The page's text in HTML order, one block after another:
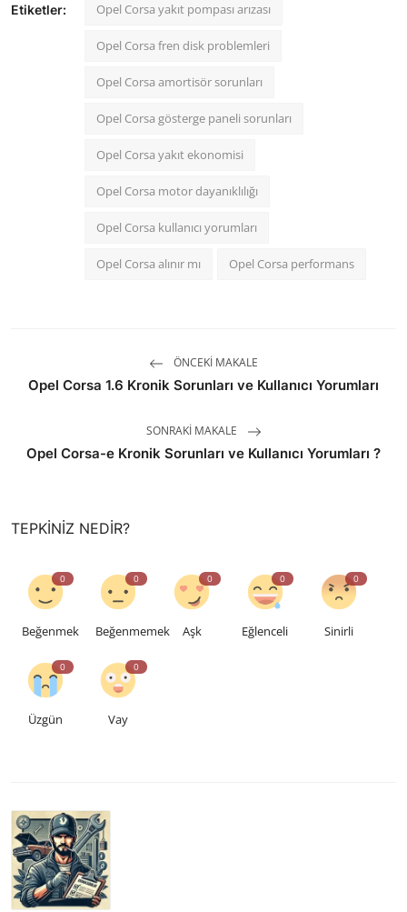
Etiketler: Opel Corsa yakıt pompası arızası
Opel Corsa fren disk problemleri
Opel Corsa amortisör sorunları
Opel Corsa gösterge paneli sorunları
Opel Corsa yakıt ekonomisi
Opel Corsa motor dayanıklılığı
Opel Corsa kullanıcı yorumları
Opel Corsa alınır mı Opel Corsa performans
ÖNCEKI MAKALE
Opel Corsa 1.6 Kronik Sorunları ve Kullanıcı Yorumları
SONRAKI MAKALE
Opel Corsa-e Kronik Sorunları ve Kullanıcı Yorumları ?
TEPKINIZ NEDIR?
0
Beğenmek
0
Beğenmemek
0
Aşk
0
Eğlenceli
0
Sinirli
0
Üzgün
0
Vay